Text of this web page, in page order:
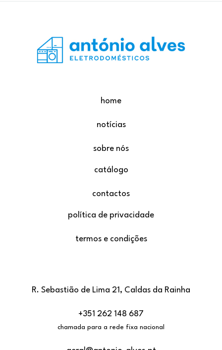
home
notícias
sobre nós
catálogo
contactos
política de privacidade
termos e condições
R. Sebastião de Lima 21, Caldas da Rainha
+351 262 148 687
chamada para a rede fixa nacional